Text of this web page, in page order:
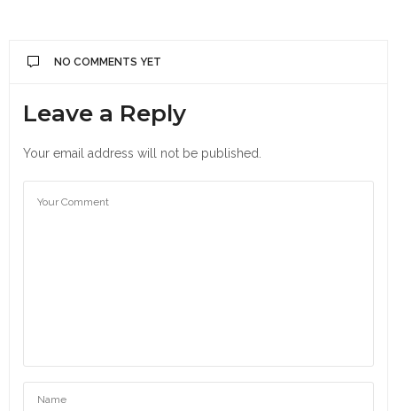
NO COMMENTS YET
Leave a Reply
Your email address will not be published.